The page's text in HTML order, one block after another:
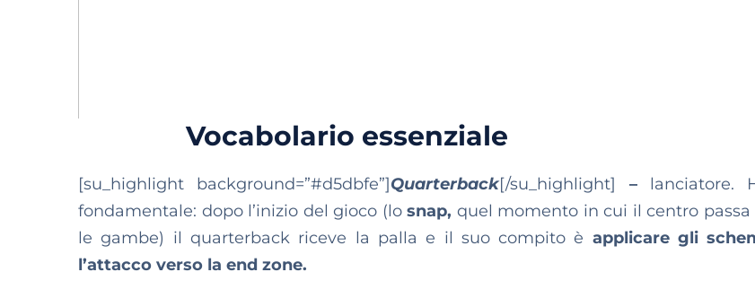
Vocabolario essenziale
[su_highlight background=”#d5dbfe”]Quarterback[/su_highlight] – lanciatore.
fondamentale: dopo l’inizio del gioco (lo snap, quel momento in cui il centro
le gambe) il quarterback riceve la palla e il suo compito è applicare gli
l’attacco verso la end zone.